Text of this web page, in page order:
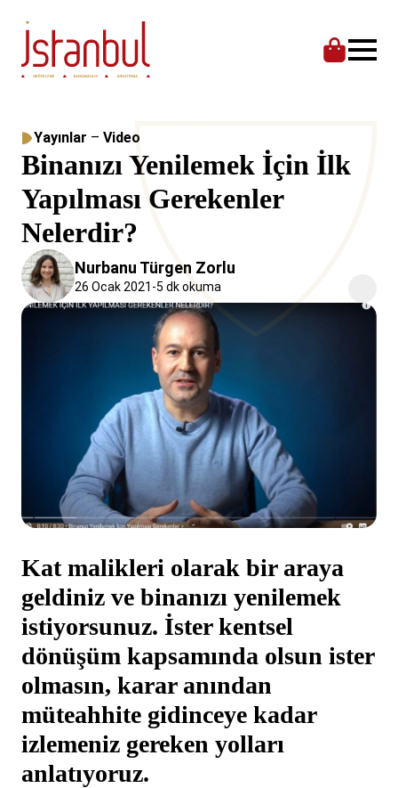
Yayınlar – Video
Binanızı Yenilemek İçin İlk
Yapılması Gerekenler
Nelerdir?
Nurbanu Türgen Zorlu
26 Ocak 2021 -5 dk okuma
Kat malikleri olarak bir araya
geldiniz ve binanızı yenilemek
istiyorsunuz. İster kentsel
dönüşüm kapsamında olsun ister
olmasın, karar anından
müteahhite gidinceye kadar
izlemeniz gereken yolları
anlatıyoruz.